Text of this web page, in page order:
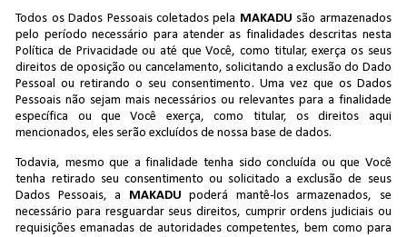
Todos os Dados Pessoais coletados pela MAKADU são armazenados
pelo período necessário para atender as finalidades descritas nesta
Política de Privacidade ou até que Você, como titular, exerça os seus
direitos de oposição ou cancelamento, solicitando a exclusão do Dado
Pessoal ou retirando o seu consentimento. Uma vez que os Dados
Pessoais não sejam mais necessários ou relevantes para a finalidade
específica ou que Você exerça, como titular, os direitos aqui
mencionados, eles serão excluídos de nossa base de dados.
Todavia, mesmo que a finalidade tenha sido concluída ou que Você
tenha retirado seu consentimento ou solicitado a exclusão de seus
Dados Pessoais, a MAKADU poderá mantê-los armazenados, se
necessário para resguardar seus direitos, cumprir ordens judiciais ou
requisições emanadas de autoridades competentes, bem como para